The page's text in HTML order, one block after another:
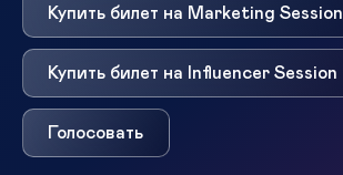
Купить билет на Marketing Session
Купить билет на Influencer Session
Голосовать